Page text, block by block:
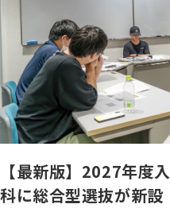
【最新版】2027年度
科に総合型選抜が新設